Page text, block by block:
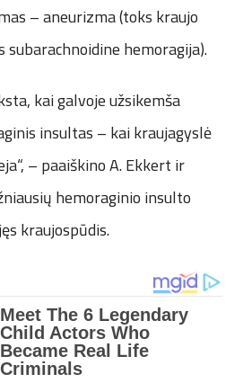
– aneurizma (toks kraujo
subarachnoidine hemoragija).
kai galvoje užsikemša
insultas – kai kraujagyslė
– paaiškino A. Ekkert ir
hemoraginio insulto
kraujospūdis.